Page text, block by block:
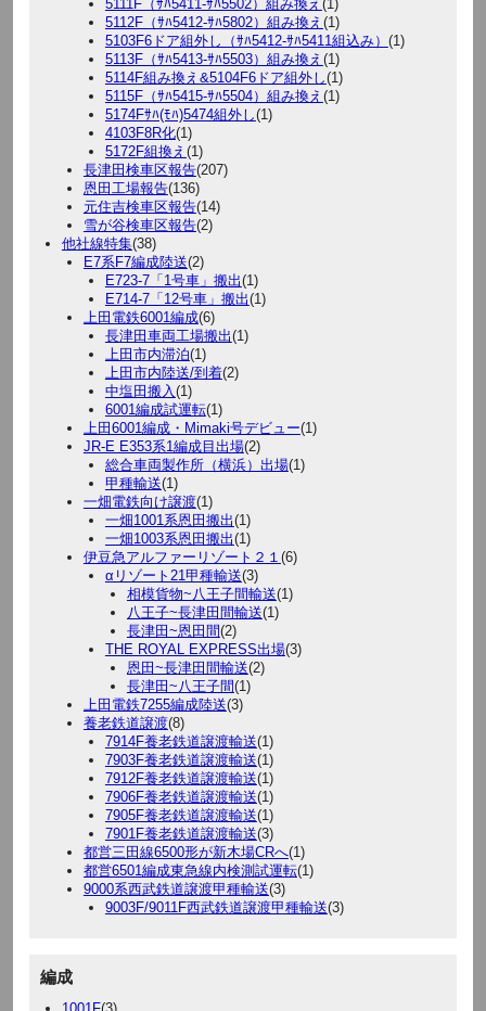
5111F（ｻﾊ5411-ｻﾊ5502）組み換え (1)
5112F（ｻﾊ5412-ｻﾊ5802）組み換え (1)
5103F6ドア組外し（ｻﾊ5412-ｻﾊ5411組込み） (1)
5113F（ｻﾊ5413-ｻﾊ5503）組み換え (1)
5114F組み換え&5104F6ドア組外し(1)
5115F（ｻﾊ5415-ｻﾊ5504）組み換え (1)
5174Fｻﾊ(ﾓﾊ)5474組外し(1)
4103F8R化(1)
5172F組換え (1)
長津田検車区報告(207)
恩田工場報告(136)
元住吉検車区報告(14)
雪が谷検車区報告(2)
他社線特集(38)
E7系F7編成陸送(2)
E723-7「1号車」搬出(1)
E714-7「12号車」搬出(1)
上田電鉄6001編成(6)
長津田車両工場搬出(1)
上田市内滞泊(1)
上田市内陸送/到着(2)
中塩田搬入 (1)
6001編成試運転(1)
上田6001編成・Mimaki号デビュー(1)
JR-E E353系1編成目出場(2)
総合車両製作所（横浜）出場(1)
甲種輸送(1)
一畑電鉄向け譲渡(1)
一畑1001系恩田搬出(1)
一畑1003系恩田搬出(1)
伊豆急アルファーリゾート２１ (6)
αリゾート21甲種輸送(3)
相模貨物~八王子間輸送(1)
八王子~長津田間輸送(1)
長津田~恩田間(2)
THE ROYAL EXPRESS出場(3)
恩田~長津田間輸送(2)
長津田~八王子間(1)
上田電鉄7255編成陸送(3)
養老鉄道譲渡(8)
7914F養老鉄道譲渡輸送(1)
7903F養老鉄道譲渡輸送(1)
7912F養老鉄道譲渡輸送(1)
7906F養老鉄道譲渡輸送(1)
7905F養老鉄道譲渡輸送(1)
7901F養老鉄道譲渡輸送(3)
都営三田線6500形が新木場CRへ(1)
都営6501編成東急線内検測試運転(1)
9000系西武鉄道譲渡甲種輸送(3)
9003F/9011F西武鉄道譲渡甲種輸送(3)
編成